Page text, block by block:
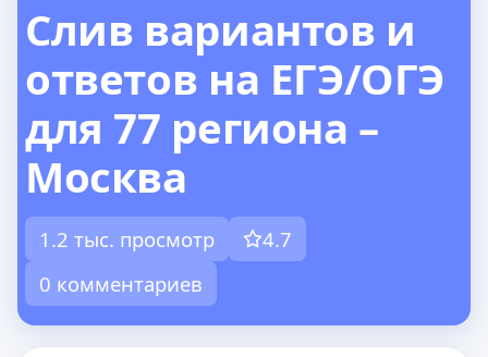
Слив вариантов и
ответов на ЕГЭ/ОГЭ
для 77 региона –
Москва
1.2 тыс. просмотр
4.7
0 комментариев